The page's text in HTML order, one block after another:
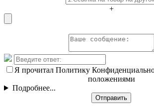
+
Я прочитал Политику
положениями
Подробнее...
Отправить